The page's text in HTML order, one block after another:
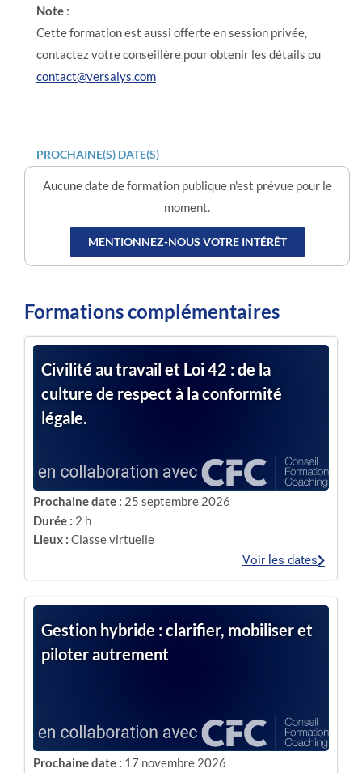
Note :
Cette formation est aussi offerte en session privée,
contactez votre conseillère pour obtenir les détails ou
contact@versalys.com
PROCHAINE(S) DATE(S)
Aucune date de formation publique n'est prévue pour le
moment.
MENTIONNEZ-NOUS VOTRE INTÉRÊT
Formations complémentaires
Civilité au travail et Loi 42 : de la
culture de respect à la conformité
légale.
Prochaine date : 25 septembre 2026
Durée : 2 h
Lieux : Classe virtuelle
Voir les dates
Gestion hybride : clarifier, mobiliser et
piloter autrement
Prochaine date : 17 novembre 2026